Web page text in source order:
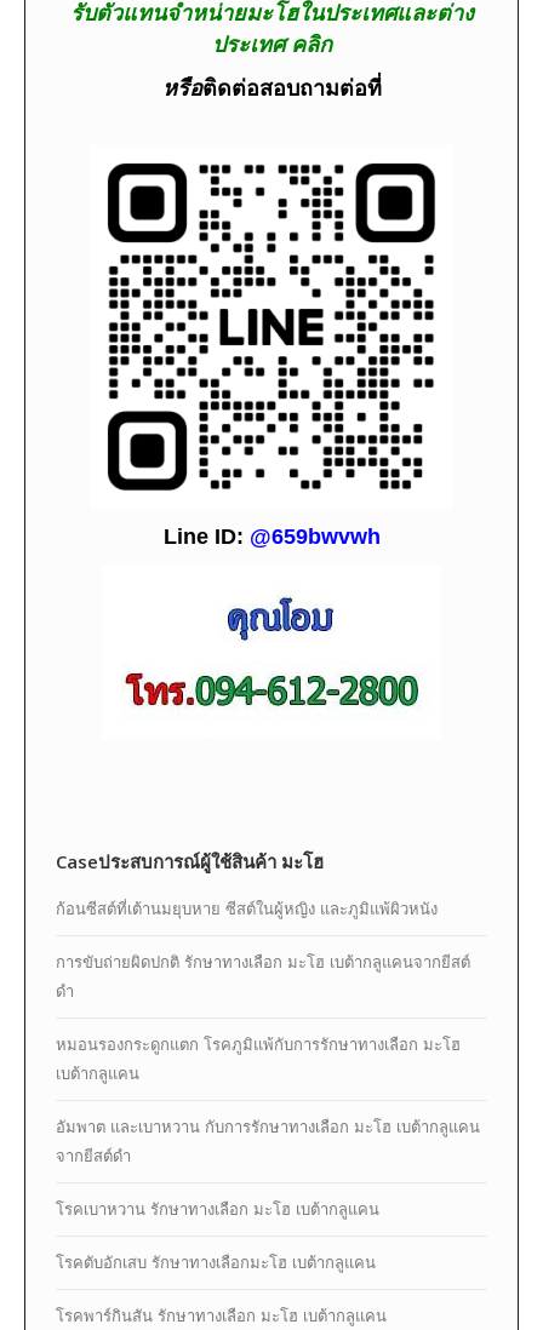
รับตัวแทนจำหน่ายมะโฮในประเทศและต่าง
ประเทศ คลิก
หรือติดต่อสอบถามต่อที่
Line ID: @659bwvwh
Caseประสบการณ์ผู้ใช้สินค้า มะโฮ
ก้อนซีสต์ที่เต้านมยุบหาย ซีสต์ในผู้หญิง และภูมิแพ้ผิวหนัง
การขับถ่ายผิดปกติ รักษาทางเลือก มะโฮ เบต้ากลูแคนจากยีสต์
ดำ
หมอนรองกระดูกแตก โรคภูมิแพ้กับการรักษาทางเลือก มะโฮ
เบต้ากลูแคน
อัมพาต และเบาหวาน กับการรักษาทางเลือก มะโฮ เบต้ากลูแคน
จากยีสต์ดำ
โรคเบาหวาน รักษาทางเลือก มะโฮ เบต้ากลูแคน
โรคตับอักเสบ รักษาทางเลือกมะโฮ เบต้ากลูแคน
โรคพาร์กินสัน รักษาทางเลือก มะโฮ เบต้ากลูแคน